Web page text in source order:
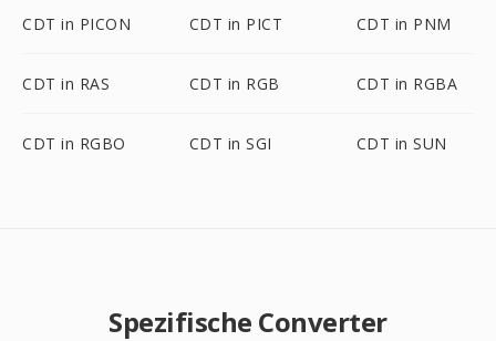
CDT in PICON CDT in PICT CDT in PNM
CDT in RAS CDT in RGB CDT in RGBA
CDT in RGBO CDT in SGI CDT in SUN
Spezifische Converter